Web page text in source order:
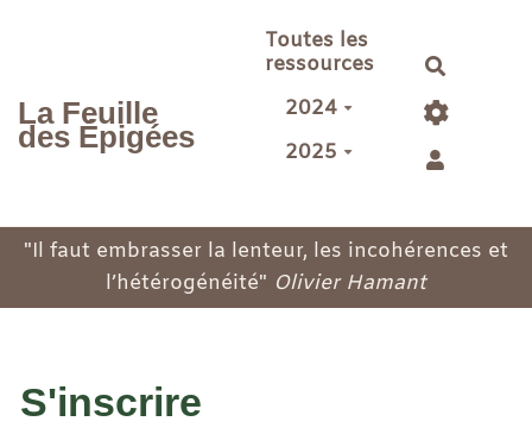
Aller au contenu principal
La Feuille
des Épigées
Toutes les
ressources
2024
2025
"Il faut embrasser la lenteur, les incohérences et
l’hétérogénéité" Olivier Hamant
S'inscrire